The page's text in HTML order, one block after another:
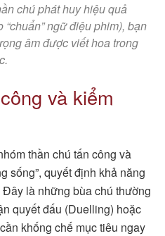
chú phát huy hiệu quả
ngữ điệu phim), bạn
âm được viết hoa trong
và kiểm
thần chú tấn công và
sống”, quyết định khả năng
là những bùa chú thường
quyết đấu (Duelling) hoặc
khống chế mục tiêu ngay